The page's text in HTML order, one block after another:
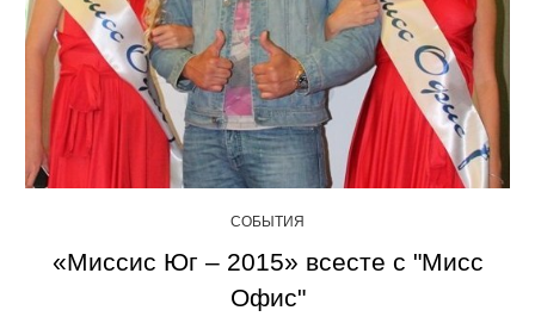
СОБЫТИЯ
«Миссис Юг – 2015» всесте с "Мисс
Офис"